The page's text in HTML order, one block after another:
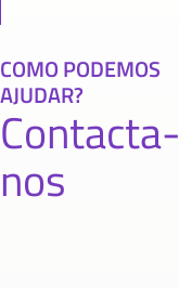
COMO PODEMOS
AJUDAR?
Contacta-
nos